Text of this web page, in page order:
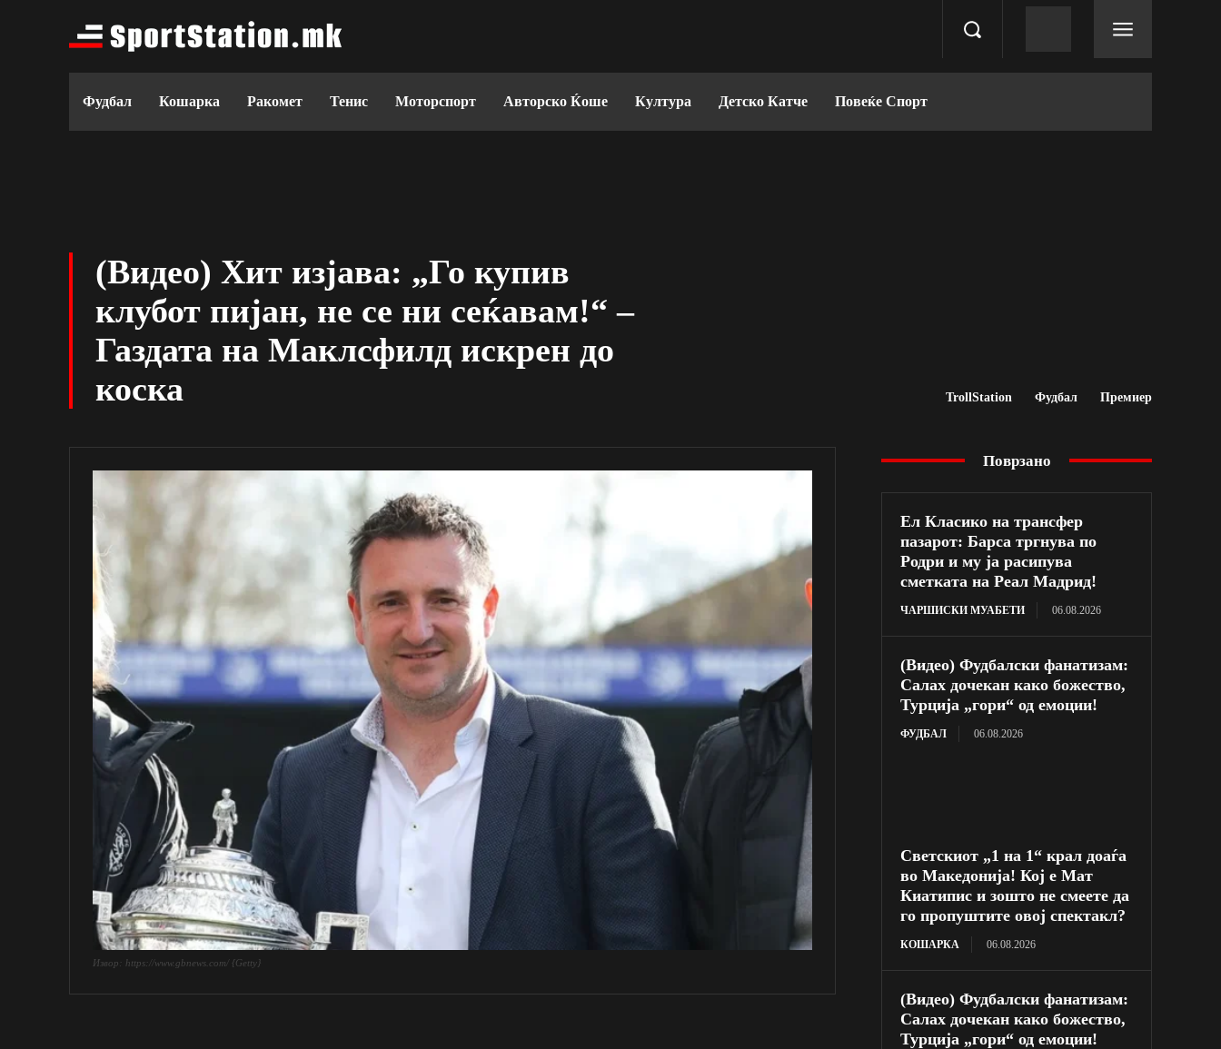
Фудбал Кошарка Ракомет Тенис Моторспорт Авторско Ќоше Култура Детско Катче Повеќе Спорт
(Видео) Хит изјава: „Го купив
клубот пијан, не се ни сеќавам!“ –
Газдата на Маклсфилд искрен до
коска
TrollStation Фудбал Премиер
Извор: https://www.gbnews.com/ {Getty}
Поврзано
Ел Класико на трансфер
пазарот: Барса тргнува по
Родри и му ја расипува
сметката на Реал Мадрид!
ЧАРШИСКИ МУАБЕТИ 06.08.2026
(Видео) Фудбалски фанатизам:
Салах дочекан како божество,
Турција „гори“ од емоции!
ФУДБАЛ 06.08.2026
Светскиот „1 на 1“ крал доаѓа
во Македонија! Кој е Мат
Киатипис и зошто не смеете да
го пропуштите овој спектакл?
КОШАРКА 06.08.2026
(Видео) Фудбалски фанатизам:
Салах дочекан како божество,
Турција „гори“ од емоции!